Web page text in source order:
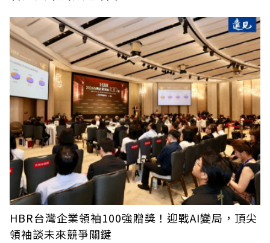
HBR台灣企業領袖100強贈獎！迎戰AI變局，頂尖
領袖談未來競爭關鍵